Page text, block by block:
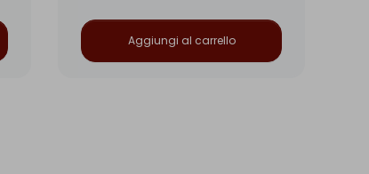
Aggiungi al carrello